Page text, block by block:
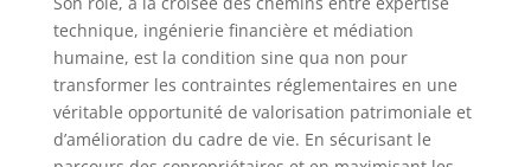
technique, ingénierie financière et médiation
humaine, est la condition sine qua non pour
transformer les contraintes réglementaires en une
véritable opportunité de valorisation patrimoniale et
d’amélioration du cadre de vie. En sécurisant le